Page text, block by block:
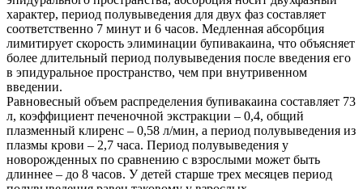
характер, период полувыведения для двух фаз составляет
соответственно 7 минут и 6 часов. Медленная абсорбция
лимитирует скорость элиминации бупивакаина, что объясняет
более длительный период полувыведения после введения его
в эпидуральное пространство, чем при внутривенном
введении.
Равновесный объем распределения бупивакаина составляет 73
л, коэффициент печеночной экстракции – 0,4, общий
плазменный клиренс – 0,58 л/мин, а период полувыведения из
плазмы крови – 2,7 часа. Период полувыведения у
новорожденных по сравнению с взрослыми может быть
длиннее – до 8 часов. У детей старше трех месяцев период